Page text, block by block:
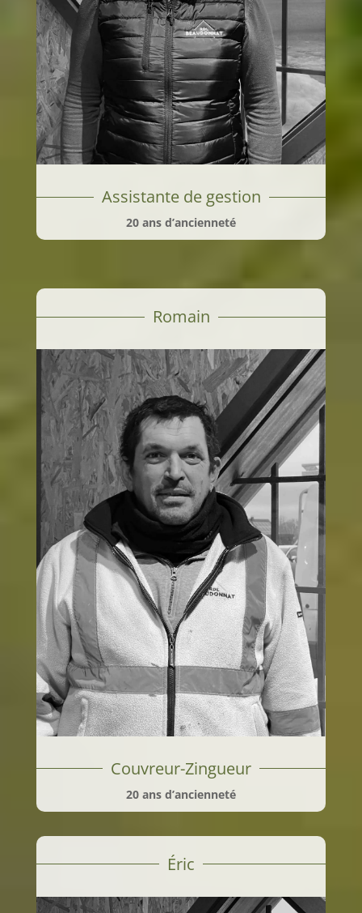
Assistante de gestion
20 ans d’ancienneté
Romain
Couvreur-Zingueur
20 ans d’ancienneté
Éric